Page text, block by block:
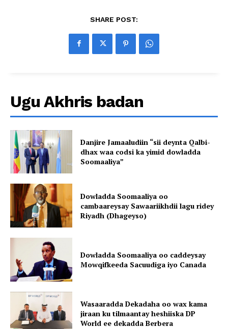
SHARE POST:
Ugu Akhris badan
Danjire Jamaaludiin “sii deynta Qalbi-
dhax waa codsi ka yimid dowladda
Soomaaliya”
Dowladda Soomaaliya oo
cambaareysay Sawaariikhdii lagu ridey
Riyadh (Dhageyso)
Dowladda Soomaaliya oo caddeysay
Mowqifkeeda Sacuudiga iyo Canada
Wasaaradda Dekadaha oo wax kama
jiraan ku tilmaantay heshiiska DP
World ee dekadda Berbera